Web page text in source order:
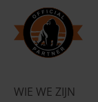
WIE WE ZIJN
Oekraïne (UAH ₴)
Oostenrijk (EUR
Polen (PLN zł)